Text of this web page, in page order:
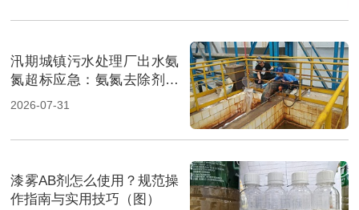
汛期城镇污水处理厂出水氨
氮超标应急：氨氮去除剂投
加方法及实操指南（图）
2026-07-31
漆雾AB剂怎么使用？规范操
作指南与实用技巧（图）